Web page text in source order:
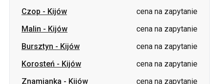
Czop - Kijów
cena na zapytanie
Malin - Kijów
cena na zapytanie
Bursztyn - Kijów
cena na zapytanie
Korosteń - Kijów
cena na zapytanie
Znamjanka - Kijów
cena na zapytanie